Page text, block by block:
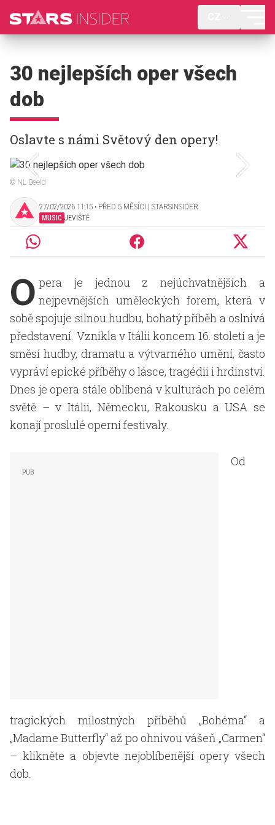
30 nejlepších oper všech
dob
Oslavte s námi Světový den opery!
© NL Beeld
27/02/2026 11:15 ‧ PŘED 5 MĚSÍCI | STARSINSIDER
MUSIC JEVIŠTĚ
O pera je jednou z nejúchvatnějších a
nejpevnějších uměleckých forem, která v
sobě spojuje silnou hudbu, bohatý příběh a oslnivá
představení. Vznikla v Itálii koncem 16. století a je
směsí hudby, dramatu a výtvarného umění, často
vypráví epické příběhy o lásce, tragédii i hrdinství.
Dnes je opera stále oblíbená v kulturách po celém
světě – v Itálii, Německu, Rakousku a USA se
konají proslulé operní festivaly.
Od
tragických milostných příběhů „Bohéma“ a
„Madame Butterfly“ až po ohnivou vášeň „Carmen“
– klikněte a objevte nejoblíbenější opery všech
dob.